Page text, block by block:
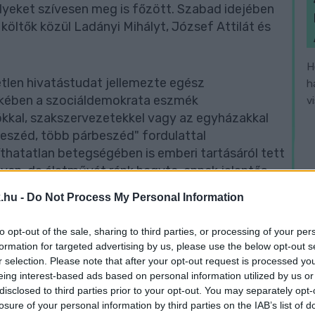
- Do Not Process My Personal Information
opt-out of the sale, sharing to third parties, or processing of your
for targeted advertising by us, please use the below opt-out
selection. Please note that after your opt-out request is processed
interest-based ads based on personal information utilized by us
to third parties prior to your opt-out. You may separately
of your personal information by third parties on the IAB’s list of
szívesen meg is főzött. Szabad idejében
közül Ladányi Mihályt, József Attilát és
hivatástudat jellemezte egész
a szociáldemokrata eszmék
szakszervezetekkel vagy az egyházakkal
több párbeszéd" fordulattal
betegségében is emberi tartásáról tett
de életművét ránk hagyta, annak jelentős
tanulmányait a váci szemináriumban kezdte,
folytatta. 1915. október 14-én